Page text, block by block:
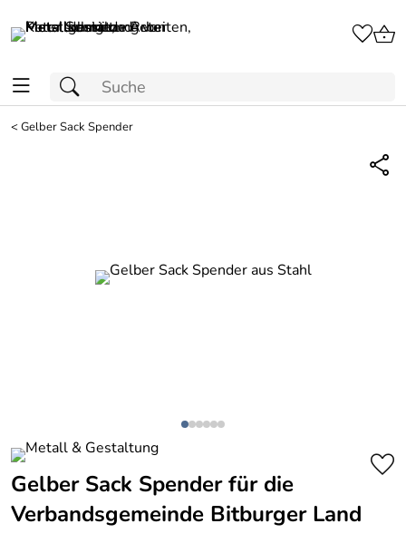
<Gelber Sack Spender
Gelber Sack Spender für die
Verbandsgemeinde Bitburger Land